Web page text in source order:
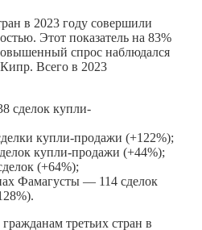
в 2023 году совершили
Этот показатель на 83%
спрос наблюдался
Кипр. Всего в 2023
сделок купли-
купли-продажи (+122%);
купли-продажи (+44%);
(+64%);
Фамагусты — 114 сделок
третьих стран в